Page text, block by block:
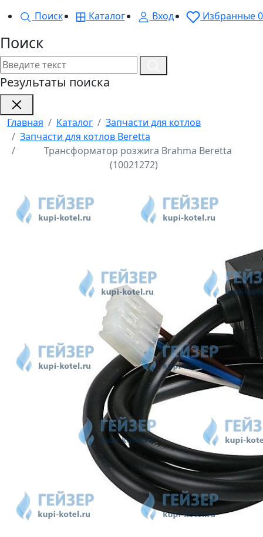
Поиск
Каталог Вход Избранные0
Поиск
Результаты поиска
Главная Каталог
Запчасти для котлов
Запчасти для котлов Beretta
Трансформатор розжига Brahma Beretta
(10021272)